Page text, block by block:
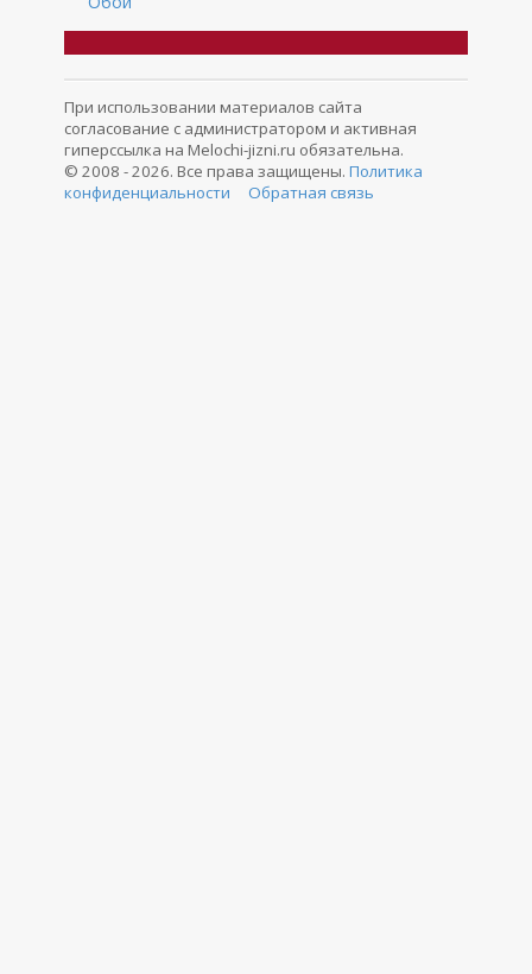
При использовании материалов сайта
согласование с администратором и активная
гиперссылка на Melochi-jizni.ru обязательна.
© 2008 - 2026. Все права защищены. Политика
конфиденциальности
Обратная связь